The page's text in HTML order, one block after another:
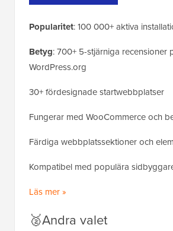
Popularitet: 100 000+ aktiva
Betyg: 700+ 5-stjärniga recensioner
WordPress.org
30+ fördesignade startwebbplatser
Fungerar med WooCommerce och
Färdiga webbplatssektioner och
Kompatibel med populära
Läs mer »
🥈Andra valet